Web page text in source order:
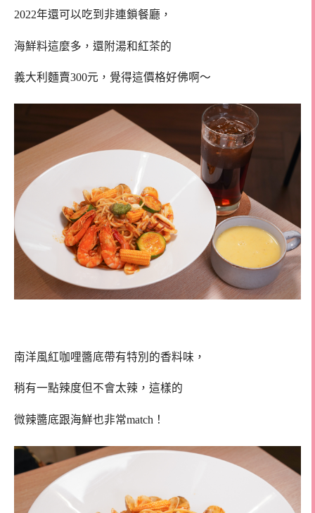
2022年還可以吃到非連鎖餐廳，
海鮮料這麼多，還附湯和紅茶的
義大利麵賣300元，覺得這價格好佛啊～
南洋風紅咖哩醬底帶有特別的香料味，
稍有一點辣度但不會太辣，這樣的
微辣醬底跟海鮮也非常match！